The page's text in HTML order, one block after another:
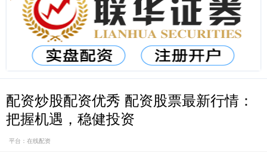
配资炒股配资优秀 配资股票最新行情：
把握机遇，稳健投资
平台：在线配资